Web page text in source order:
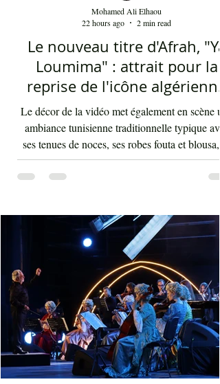
Le nouveau titre d'Afrah, "Ya
Loumima" : attrait pour la
reprise de l'icône algérienne
Rabah Driassa
Le décor de la vidéo met également en scène
ambiance tunisienne traditionnelle typique
de beauté, ainsi que la foule attirée et entraînée
cette célébration, comprenant notamment les
youyous, les larmes de bonheur et les
applaudissements sincères. "Ya Loumima"
sans doute, à capturer toute l'ambivalence de
moment précieux grâce à une performance
Mohamed Ali Elhaou
22 hours ago
2 min read